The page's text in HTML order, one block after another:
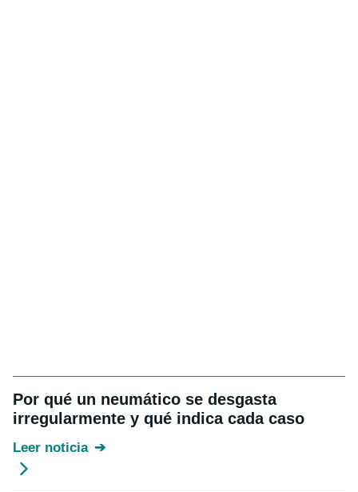
Por qué un neumático se desgasta
irregularmente y qué indica cada caso
Leer noticia